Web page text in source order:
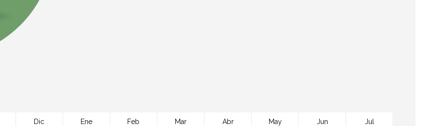
Dic Ene Feb Mar Abr May Jun Jul